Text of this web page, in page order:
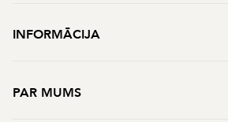
INFORMĀCIJA
PAR MUMS